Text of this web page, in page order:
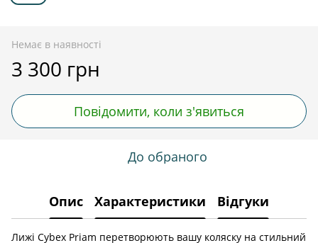
Немає в наявності
3 300 грн
Повідомити, коли з'явиться
До обраного
Опис Характеристики Відгуки
Лижі Cybex Priam перетворюють вашу коляску на стильний